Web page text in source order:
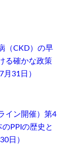
（CKD）の早
る確かな政策
31日）
イン開催）第4
PPIの歴史と
日）